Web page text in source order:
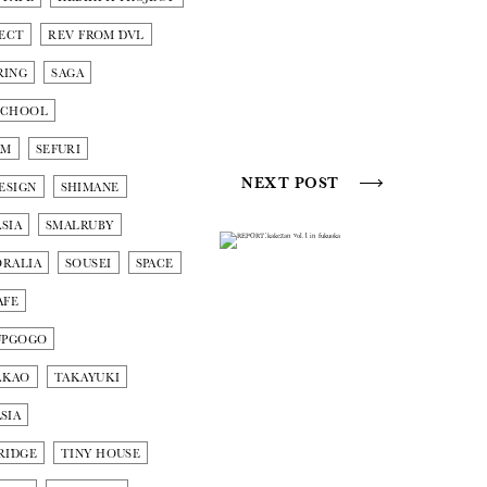
REV FROM DVL
SAGA
SEFURI
SHIMANE
SMALRUBY
SOUSEI SPACE
TAKAYUKI
TINY HOUSE
NEXT POST